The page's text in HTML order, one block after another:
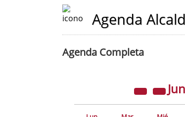
Agenda
Agenda Completa